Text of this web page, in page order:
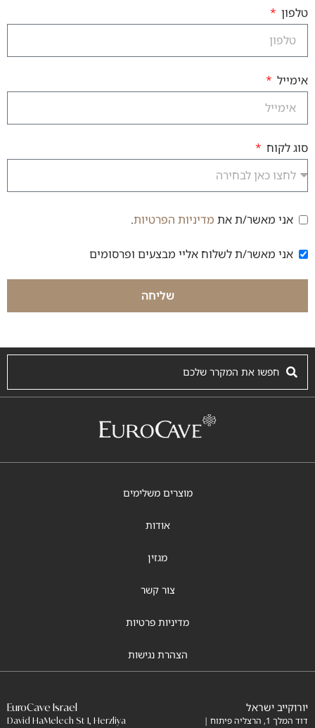
טלפון
אימייל
סוג לקוח
הסכמה למדיניות פרטיות
אני מאשר/ת את מדיניות הפרטיות.
הסכמה לקבלת דיוור
אני מאשר/ת לשלוח אליי מבצעים ופרסומים
שליחה
מוצרים משלימים
אודות
מגזין
צור קשר
מדיניות פרטיות
הצהרת נגישות
יורוקייב ישראל
דוד המלך 1, הרצליה פיתוח |
EuroCave Israel
David HaMelech St 1, Herzliya